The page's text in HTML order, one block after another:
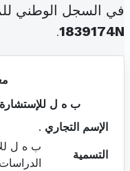
في السجل الوطني
1839174N
.
ب ه ل للإستشارة
الإسم التجاري .
التسمية
ب ه ل
الدراسات